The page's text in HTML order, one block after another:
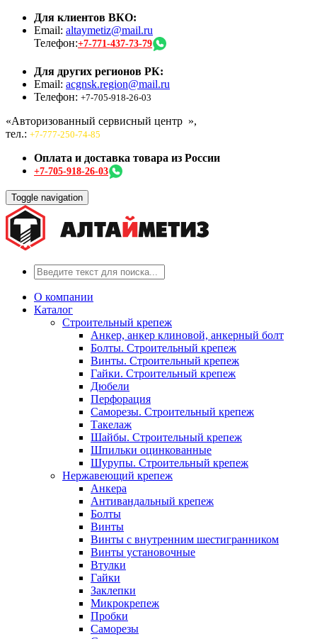
Для клиентов ВКО:
Email: altaymetiz@mail.ru
Телефон:+7-771-437-73-79
Для других регионов РК:
Email: acgnsk.region@mail.ru
Телефон: +7-705-918-26-03
«Авторизованный сервисный центр »,
тел.: +7-777-250-74-85
Оплата и доставка товара из России
+7-705-918-26-03
Toggle navigation
О компании
Каталог
Строительный крепеж
Анкер, анкер клиновой, анкерный болт
Болты. Строительный крепеж
Винты. Строительный крепеж
Гайки. Строительный крепеж
Дюбели
Перфорация
Саморезы. Строительный крепеж
Такелаж
Шайбы. Строительный крепеж
Шпильки оцинкованные
Шурупы. Строительный крепеж
Нержавеющий крепеж
Анкера
Антивандальный крепеж
Болты
Винты
Винты с внутренним шестигранником
Винты установочные
Втулки
Гайки
Заклепки
Микрокрепеж
Пробки
Саморезы